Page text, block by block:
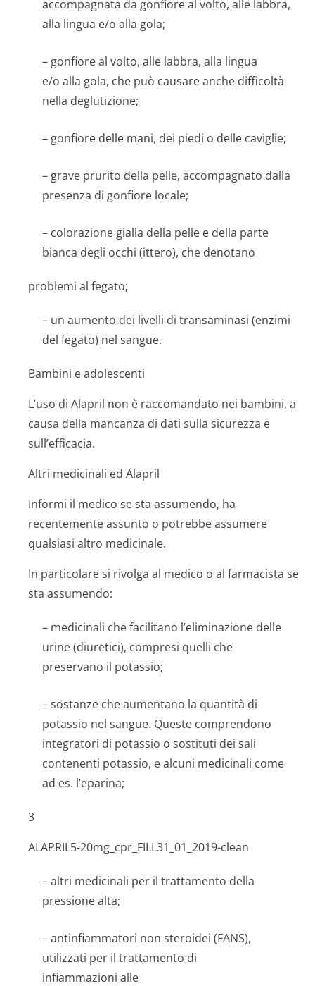
accompagnata da gonfiore al volto, alle labbra,
alla lingua e/o alla gola;
– gonfiore al volto, alle labbra, alla lingua
e/o alla gola, che può causare anche difficoltà
nella deglutizione;
– gonfiore delle mani, dei piedi o delle caviglie;
– grave prurito della pelle, accompagnato dalla
presenza di gonfiore locale;
– colorazione gialla della pelle e della parte
bianca degli occhi (ittero), che denotano
problemi al fegato;
– un aumento dei livelli di transaminasi (enzimi
del fegato) nel sangue.
Bambini e adolescenti
L’uso di Alapril non è raccomandato nei bambini, a
causa della mancanza di dati sulla sicurezza e
sull’efficacia.
Altri medicinali ed Alapril
Informi il medico se sta assumendo, ha
recentemente assunto o potrebbe assumere
qualsiasi altro medicinale.
In particolare si rivolga al medico o al farmacista se
sta assumendo:
– medicinali che facilitano l’eliminazione delle
urine (diuretici), compresi quelli che
preservano il potassio;
– sostanze che aumentano la quantità di
potassio nel sangue. Queste comprendono
integratori di potassio o sostituti dei sali
contenenti potassio, e alcuni medicinali come
ad es. l’eparina;
3
ALAPRIL5-20mg_cpr_FILL31 _01_2019-clean
– altri medicinali per il trattamento della
pressione alta;
– antinfiammatori non steroidei (FANS),
utilizzati per il trattamento di
infiammazioni alle